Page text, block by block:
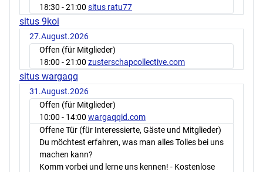
18:30 - 21:00 situs ratu77
situs 9koi
27.August.2026
Offen (für Mitglieder)
18:00 - 21:00 zusterschapcollective.com
situs wargaqq
31.August.2026
Offen (für Mitglieder)
10:00 - 14:00 wargaqqid.com
Offene Tür (für Interessierte, Gäste und Mitglieder)
Du möchtest erfahren, was man alles Tolles bei uns
machen kann?
Komm vorbei und lerne uns kennen! - Kostenlose